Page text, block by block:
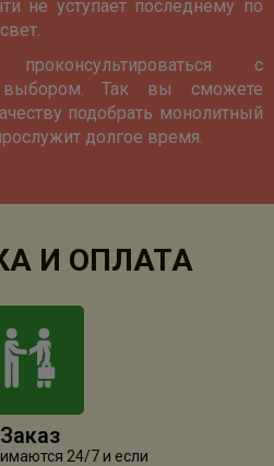
не уступает последнему по
с
выбором. Так вы сможете
подобрать монолитный
долгое время.
И ОПЛАТА
Заказ
24/7 и если